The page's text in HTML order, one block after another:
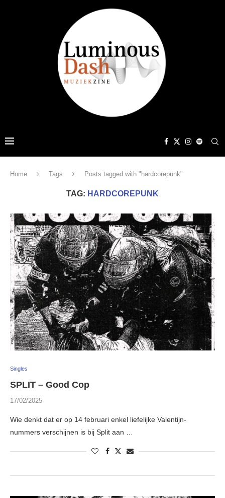
Home Tags Posts tagged with "hardcorepunk"
TAG: HARDCOREPUNK
Singles
SPLIT – Good Cop
17/02/2025
Wie denkt dat er op 14 februari enkel liefelijke Valentijn-
nummers verschijnen is bij Split aan …